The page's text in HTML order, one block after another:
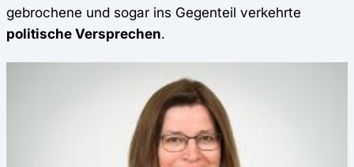
gebrochene und sogar ins Gegenteil verkehrte
politische Versprechen.